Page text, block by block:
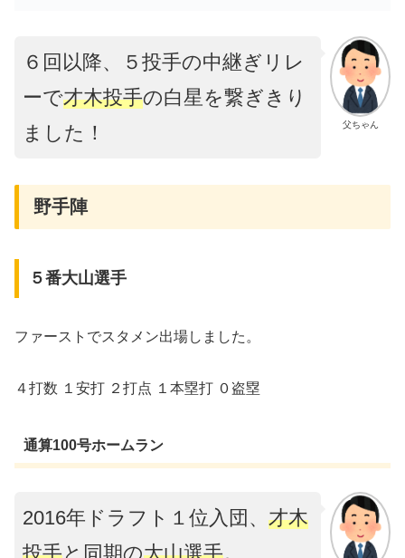
父ちゃん
６回以降、５投手の中継ぎリレ
ーで才木投手の白星を繋ぎきり
ました！
野手陣
５番大山選手
ファーストでスタメン出場しました。
４打数 １安打 ２打点 １本塁打 ０盗塁
通算100号ホームラン
2016年ドラフト１位入団、 才木
投手と同期の大山選手。